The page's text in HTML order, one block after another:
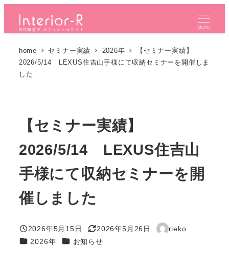
MENU
home セミナー実績 2026年
【セミナー実績】
2026/5/14 LEXUS住吉山手様にて収納セミナーを開催しま
した
【セミナー実績】
2026/5/14 LEXUS住吉山
手様にて収納セミナーを開
催しました
投稿日
2026年5月15日
更新日
2026年5月26日
著
rieko
カテゴリー
2026年 カテゴリー
お知らせ